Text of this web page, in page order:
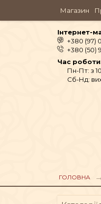
Магазин
Інтернет-
+380 (97)
+380 (50)
Час
Пн-Пт: з
Сб-Нд:
ГОЛОВНА